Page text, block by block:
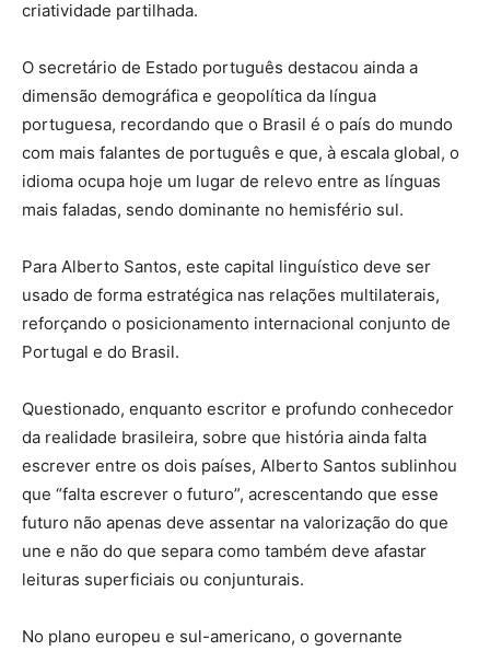
criatividade partilhada.
O secretário de Estado português destacou ainda a
dimensão demográfica e geopolítica da língua
portuguesa, recordando que o Brasil é o país do mundo
com mais falantes de português e que, à escala global, o
idioma ocupa hoje um lugar de relevo entre as línguas
mais faladas, sendo dominante no hemisfério sul.
Para Alberto Santos, este capital linguístico deve ser
usado de forma estratégica nas relações multilaterais,
reforçando o posicionamento internacional conjunto de
Portugal e do Brasil.
Questionado, enquanto escritor e profundo conhecedor
da realidade brasileira, sobre que história ainda falta
escrever entre os dois países, Alberto Santos sublinhou
que “falta escrever o futuro”, acrescentando que esse
futuro não apenas deve assentar na valorização do que
une e não do que separa como também deve afastar
leituras superficiais ou conjunturais.
No plano europeu e sul-americano, o governante